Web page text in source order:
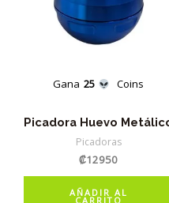
Gana 25 Coins
Picadora Huevo
Picadoras
₡12950
AÑADIR AL
CARRITO